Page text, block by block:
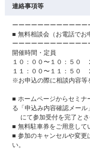
連絡事項等
ーーーーーーーーーーー
■ 無料相談会（お電話でお
ーーーーーーーーーーー
開催時間・定員
１０：００〜１０：５０
１１：００〜１１：５
※お申込の際に相談内容等
■ ホームページからセミナ
る「申込み内容確認メール」
にて参加受付を完了とさ
■ 無料駐車券をご用意して
■ 参加のキャンセルや変更
い。